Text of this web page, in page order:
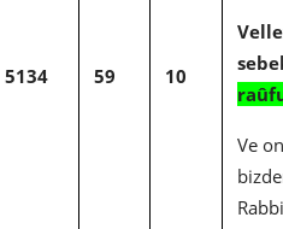
5134 59 10
Ve